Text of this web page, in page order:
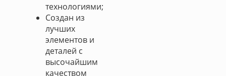
технологиями;
Создан из
лучших
элементов и
деталей с
высочайшим
качеством